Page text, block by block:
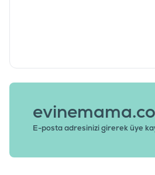
E-posta adresinizi girerek üye